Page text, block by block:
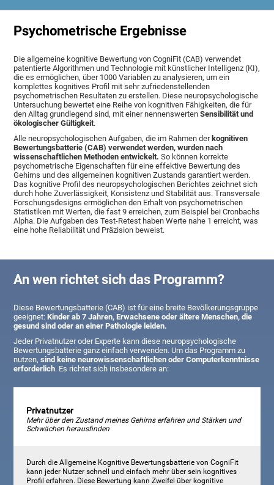
Psychometrische Ergebnisse
Die allgemeine kognitive Bewertung von CogniFit (CAB) verwendet
patentierte Algorithmen und Technologie mit künstlicher Intelligenz (KI),
die es ermöglichen, über 1000 Variablen zu analysieren, um ein
komplettes kognitives Profil mit sehr zufriedenstellenden
psychometrischen Resultaten zu erstellen. Diese neuropsychologische
Untersuchung bewertet eine Reihe von kognitiven Fähigkeiten, die für
den Alltag grundlegend sind, mit einer nennenswertenSensibilität und
ökologischer Gültigkeit.
Alle neuropsychologischen Aufgaben, die im Rahmen derkognitiven
Bewertungsbatterie (CAB) verwendet werden, wurden nach
wissenschaftlichen Methoden entwickelt. So können korrekte
psychometrische Eigenschaften für eine effektive Bewertung des
Gehirns und des allgemeinen kognitiven Zustands garantiert werden.
Das kognitive Profil des neuropsychologischen Berichtes zeichnet sich
durch hohe Zuverlässigkeit, Konsistenz und Stabilität aus. Transversale
Forschungsdesigns ermöglichen den Erhalt von psychometrischen
Statistiken mit Werten, die fast 9 erreichen, zum Beispiel bei Cronbachs
Alpha. Die Aufgaben des Test-Retest haben Werte nahe 1 erreicht, was
eine hohe Reliabilität und Präzision beweist.
An wen richtet sich das Programm?
Diese Bewertungsbatterie (CAB) ist für eine breite Bevölkerungsgruppe
geeignet:Kinder ab 7 Jahren, Erwachsene oder ältere Menschen, die
gesund sind oder an einer Pathologie leiden.
Jeder Privatnutzer oder Experte kann diese neuropsychologische
Bewertungsbatterie ganz einfach verwenden. Um das Programm zu
nutzen,sind keine neurowissenschaftlichen oder Computerkenntnisse
erforderlich. Es richtet sich insbesondere an:
Privatnutzer
Mehr über den Zustand meines Gehirns erfahren und Stärken und
Schwächen herausfinden
Durch die Allgemeine Kognitive Bewertungsbatterie von CogniFit
kann jeder Nutzer schnell und einfach mehr über sein kognitives
Profil erfahren. Diese Bewertung kann Zweifel über kognitive